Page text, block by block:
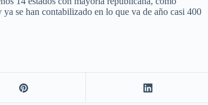
se han contabilizado en lo que va de año casi 400